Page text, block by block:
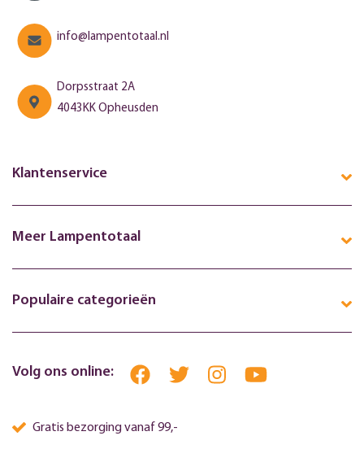
info@lampentotaal.nl
Dorpsstraat 2A
4043KK Opheusden
Klantenservice
Meer Lampentotaal
Populaire categorieën
Volg ons online:
Gratis bezorging vanaf 99,-